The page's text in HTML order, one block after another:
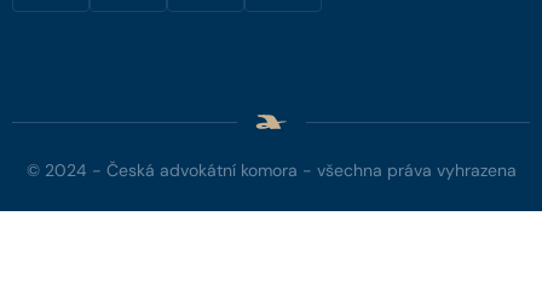
© 2024 - Česká advokátní komora - všechna práva vyhrazena